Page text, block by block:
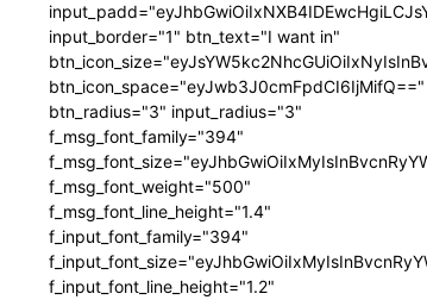
input_border="1" btn_text="I want in"
btn_icon_space="eyJwb3J0cmFpdCI6IjMifQ=="
btn_radius="3" input_radius="3"
f_msg_font_family="394"
f_msg_font_weight="500"
f_msg_font_line_height="1.4"
f_input_font_family="394"
f_input_font_line_height="1.2"